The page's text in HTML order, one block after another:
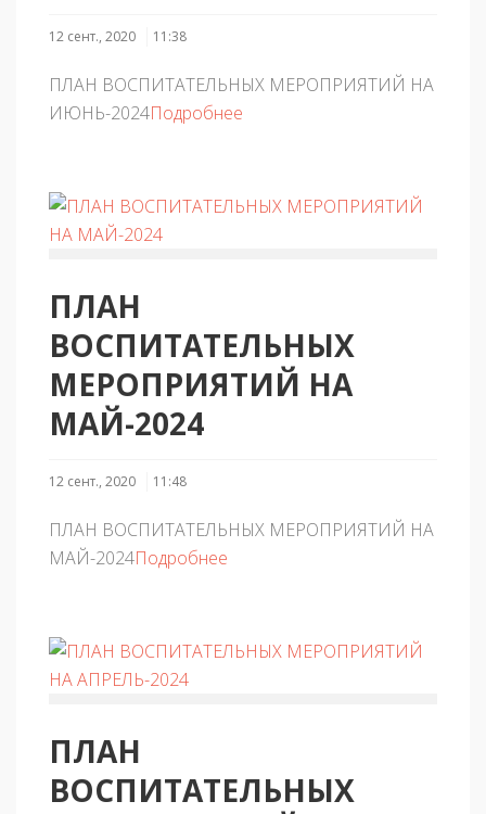
12 сент., 2020 11:38
ПЛАН ВОСПИТАТЕЛЬНЫХ МЕРОПРИЯТИЙ НА
ИЮНЬ-2024Подробнее
ПЛАН
ВОСПИТАТЕЛЬНЫХ
МЕРОПРИЯТИЙ НА
МАЙ-2024
12 сент., 2020 11:48
ПЛАН ВОСПИТАТЕЛЬНЫХ МЕРОПРИЯТИЙ НА
МАЙ-2024Подробнее
ПЛАН
ВОСПИТАТЕЛЬНЫХ